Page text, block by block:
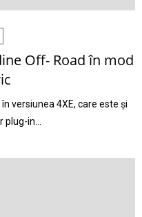
Off- Road în mod
versiunea 4XE, care este și
plug-in…